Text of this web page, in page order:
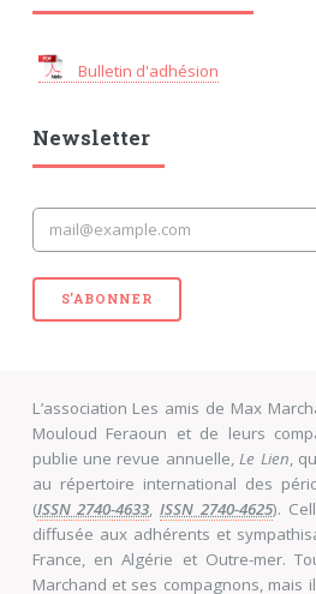
Bulletin d'adhésion
Newsletter
S'ABONNER
L’association Les amis de Max
Mouloud Feraoun et de leurs
publie une revue annuelle,Le Lien,
au répertoire international des
(ISSN 2740-4633,ISSN 2740-4625).
diffusée aux adhérents et
France, en Algérie et Outre-mer.
Marchand et ses compagnons, mais